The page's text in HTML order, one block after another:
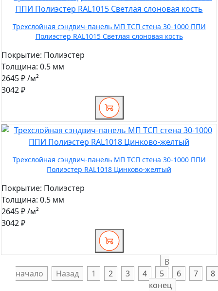
Трехслойная сэндвич-панель МП ТСП стена 30-1000 ППИ
Полиэстер RAL1015 Светлая слоновая кость
Покрытие: Полиэстер
Толщина: 0.5 мм
2645 ₽/м²
3042 ₽
Трехслойная сэндвич-панель МП ТСП стена 30-1000 ППИ
Полиэстер RAL1018 Цинково-желтый
Покрытие: Полиэстер
Толщина: 0.5 мм
2645 ₽/м²
3042 ₽
В
начало
Назад 1 2 3 4 5 6 7
8
конец